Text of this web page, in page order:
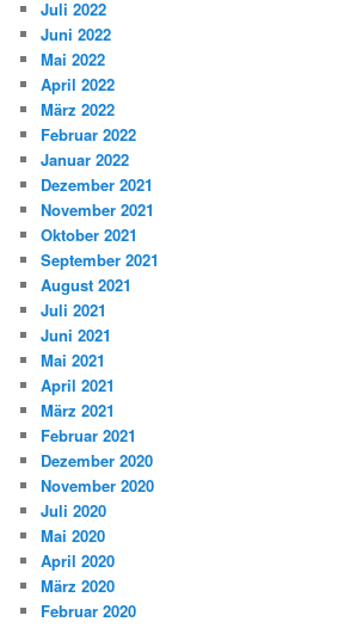
Juli 2022
Juni 2022
Mai 2022
April 2022
März 2022
Februar 2022
Januar 2022
Dezember 2021
November 2021
Oktober 2021
September 2021
August 2021
Juli 2021
Juni 2021
Mai 2021
April 2021
März 2021
Februar 2021
Dezember 2020
November 2020
Juli 2020
Mai 2020
April 2020
März 2020
Februar 2020